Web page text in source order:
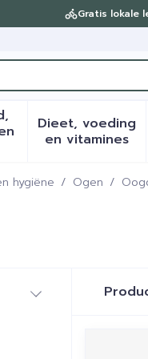
Gratis lokale
submenu voor
Dieet, voeding
en vitamines
Toon
hygiëne / Ogen /